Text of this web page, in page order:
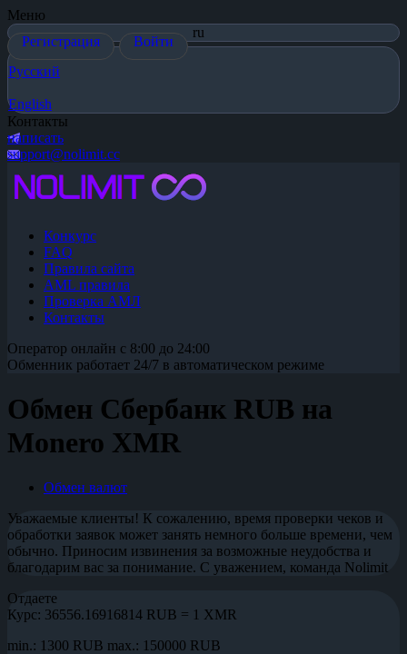
Меню
Регистрация
Войти
ru
Русский
English
Контакты
написать
support@nolimit.cc
Конкурс
FAQ
Правила сайта
AML правила
Проверка АМЛ
Контакты
Оператор онлайн с 8:00 до 24:00
Обменник работает 24/7 в автоматическом режиме
Обмен Сбербанк RUB на
Monero XMR
Обмен валют
Уважаемые клиенты! К сожалению, время проверки чеков и
обработки заявок может занять немного больше времени, чем
обычно. Приносим извинения за возможные неудобства и
благодарим вас за понимание. С уважением, команда Nolimit
Отдаете
Курс: 36556.16916814 RUB = 1 XMR
min.: 1300 RUB max.: 150000 RUB